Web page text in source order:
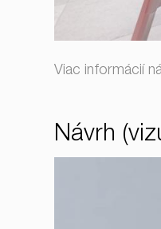
Viac informácií
Návrh